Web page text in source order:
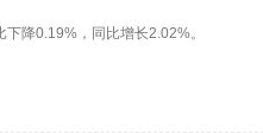
降0.19%，同比增长2.02%。